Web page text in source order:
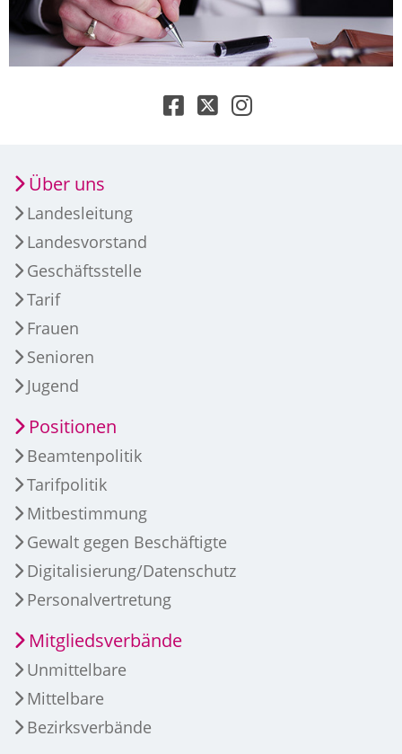
Über uns
Landesleitung
Landesvorstand
Geschäftsstelle
Tarif
Frauen
Senioren
Jugend
Positionen
Beamtenpolitik
Tarifpolitik
Mitbestimmung
Gewalt gegen Beschäftigte
Digitalisierung/Datenschutz
Personalvertretung
Mitgliedsverbände
Unmittelbare
Mittelbare
Bezirksverbände